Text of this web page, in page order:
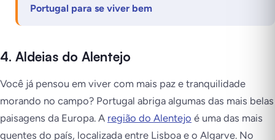
Portugal para se viver bem
4. Aldeias do Alentejo
Você já pensou em viver com mais paz e tranquilidade
morando no campo? Portugal abriga algumas das mais belas
paisagens da Europa. A região do Alentejo é uma das mais
quentes do país, localizada entre Lisboa e o Algarve. No